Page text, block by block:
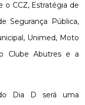
o CCZ, Estratégia de
Segurança Pública,
Unimed, Moto
Clube Abutres e a
Dia D será uma